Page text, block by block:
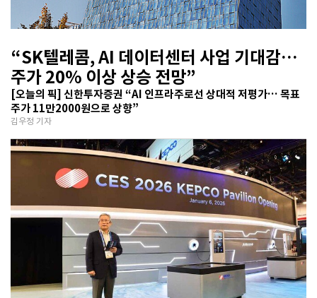
“SK텔레콤, AI 데이터센터 사업 기대감…
주가 20% 이상 상승 전망”
[오늘의 픽] 신한투자증권 “AI 인프라주로선 상대적 저평가… 목표
주가 11만2000원으로 상향”
김우정 기자